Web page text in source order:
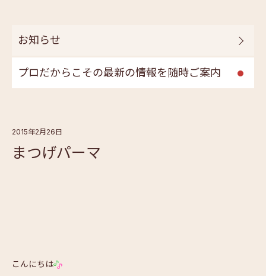
お知らせ
プロだからこその最新の情報を随時ご案内
2015年2月26日
まつげパーマ
こんにちは